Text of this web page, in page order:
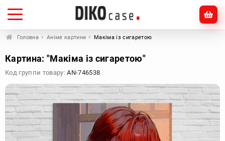
Головна Аніме картини Макіма із сигаретою
Картина: "Макіма із сигаретою"
Код группи товару:AN-746538